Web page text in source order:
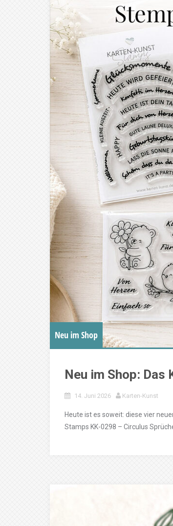
Neu im Shop
Neu im Shop:
14. Juni 2026 Karten-Kunst
Heute ist es soweit: diese vier
Stamps KK-0298 – Circulus